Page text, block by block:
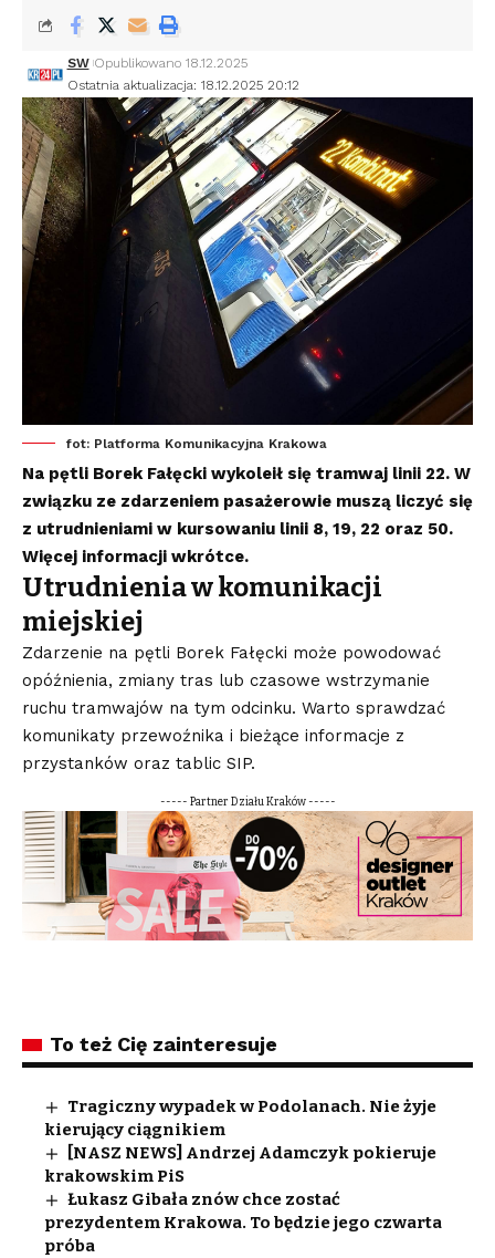
Ostatnia aktualizacja: 18.12.2025 20:12
SW Opublikowano 18.12.2025
fot: Platforma Komunikacyjna Krakowa
Na pętli Borek Fałęcki wykoleił się tramwaj linii 22. W
związku ze zdarzeniem pasażerowie muszą liczyć się
z utrudnieniami w kursowaniu linii 8, 19, 22 oraz 50.
Więcej informacji wkrótce.
Utrudnienia w komunikacji
miejskiej
Zdarzenie na pętli Borek Fałęcki może powodować
opóźnienia, zmiany tras lub czasowe wstrzymanie
ruchu tramwajów na tym odcinku. Warto sprawdzać
komunikaty przewoźnika i bieżące informacje z
przystanków oraz tablic SIP.
----- Partner Działu Kraków -----
To też Cię zainteresuje
Tragiczny wypadek w Podolanach. Nie żyje
kierujący ciągnikiem
[NASZ NEWS] Andrzej Adamczyk pokieruje
krakowskim PiS
Łukasz Gibała znów chce zostać
prezydentem Krakowa. To będzie jego czwarta
próba